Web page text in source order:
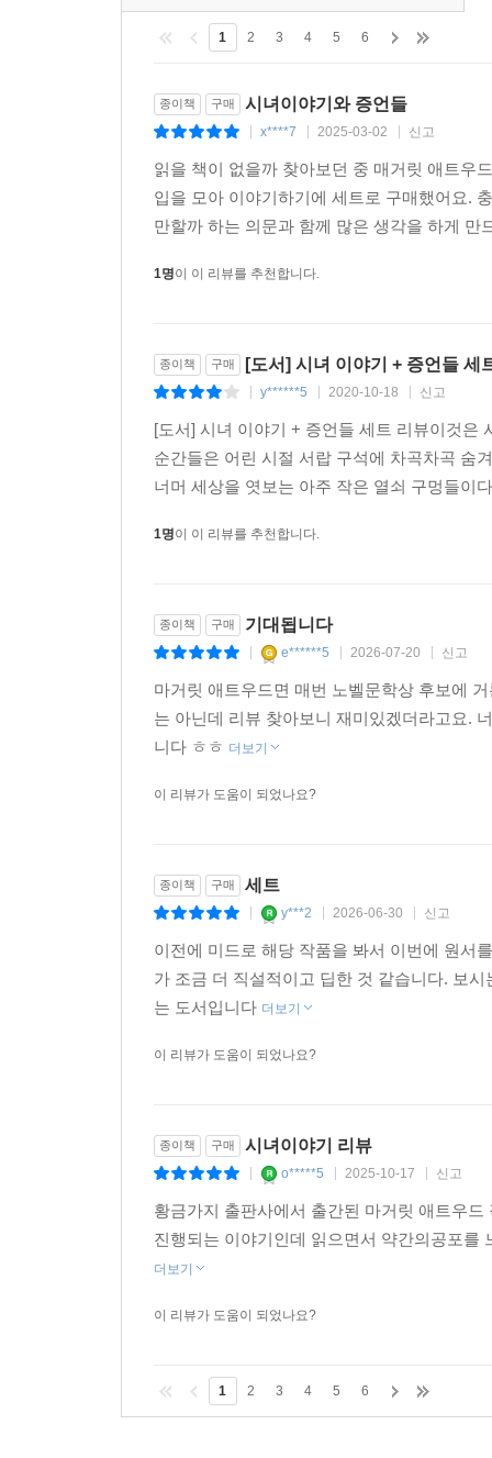
1 2 3 4 5 6
종이책 구매 시녀이야기와 증언들
x****7 2025-03-02 신고
읽을 책이 없을까 찾아보던 중 매거릿 애트우
입을 모아 이야기하기에 세트로 구매했어요.
만할까 하는 의문과 함께 많은 생각을 하게 만
1명이 이 리뷰를 추천합니다.
종이책 구매 [도서] 시녀 이야기 + 증언들 세
y******5 2020-10-18 신고
[도서] 시녀 이야기 + 증언들 세트 리뷰이것은
순간들은 어린 시절 서랍 구석에 차곡차곡 숨
너머 세상을 엿보는 아주 작은 열쇠 구멍들이
1명이 이 리뷰를 추천합니다.
종이책 구매 기대됩니다
e******5 2026-07-20 신고
마거릿 애트우드면 매번 노벨문학상 후보에
는 아닌데 리뷰 찾아보니 재미있겠더라고요.
니다 ㅎㅎ 더보기
이 리뷰가 도움이 되었나요?
종이책 구매 세트
y***2 2026-06-30 신고
이전에 미드로 해당 작품을 봐서 이번에 원서
가 조금 더 직설적이고 딥한 것 같습니다. 보
는 도서입니다 더보기
이 리뷰가 도움이 되었나요?
종이책 구매 시녀이야기 리뷰
o*****5 2025-10-17 신고
황금가지 출판사에서 출간된 마거릿 애트우
진행되는 이야기인데 읽으면서 약간의공포를
더보기
이 리뷰가 도움이 되었나요?
1 2 3 4 5 6